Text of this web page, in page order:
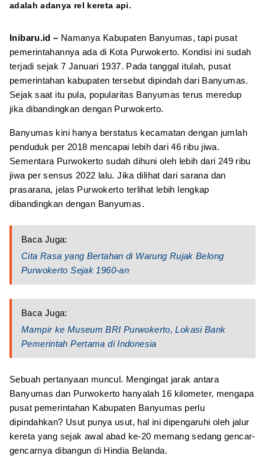
adalah adanya rel kereta api.
Inibaru.id – Namanya Kabupaten Banyumas, tapi pusat
pemerintahannya ada di Kota Purwokerto. Kondisi ini sudah
terjadi sejak 7 Januari 1937. Pada tanggal itulah, pusat
pemerintahan kabupaten tersebut dipindah dari Banyumas.
Sejak saat itu pula, popularitas Banyumas terus meredup
jika dibandingkan dengan Purwokerto.
Banyumas kini hanya berstatus kecamatan dengan jumlah
penduduk per 2018 mencapai lebih dari 46 ribu jiwa.
Sementara Purwokerto sudah dihuni oleh lebih dari 249 ribu
jiwa per sensus 2022 lalu. Jika dilihat dari sarana dan
prasarana, jelas Purwokerto terlihat lebih lengkap
dibandingkan dengan Banyumas.
Baca Juga:
Cita Rasa yang Bertahan di Warung Rujak Belong
Purwokerto Sejak 1960-an
Baca Juga:
Mampir ke Museum BRI Purwokerto, Lokasi Bank
Pemerintah Pertama di Indonesia
Sebuah pertanyaan muncul. Mengingat jarak antara
Banyumas dan Purwokerto hanyalah 16 kilometer, mengapa
pusat pemerintahan Kabupaten Banyumas perlu
dipindahkan? Usut punya usut, hal ini dipengaruhi oleh jalur
kereta yang sejak awal abad ke-20 memang sedang gencar-
gencarnya dibangun di Hindia Belanda.